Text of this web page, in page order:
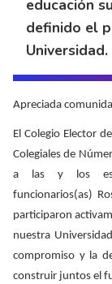
educación
definido el
Universidad.
Apreciada
El Colegio Elector
Colegiales de
a las y los
funcionarios(as)
participaron
nuestra
compromiso y la
construir juntos el